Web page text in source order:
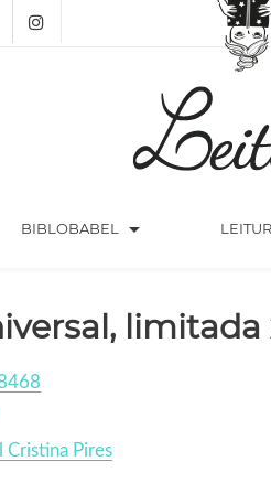
BIBLOBABEL arrow_drop_down
limitada
Cristina Pires